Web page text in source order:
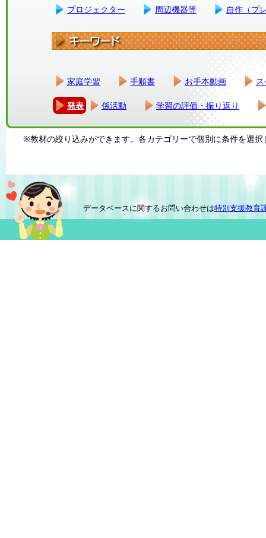
プロジェクター 周辺機器等 自作（プ
家庭学習 手順書 お手本動画
発表 係活動 学習の評価・振り返り
※教材の絞り込みができます。各カテゴリーで個別に条件を選択
データベースに関するお問い合わせは特別支援教育